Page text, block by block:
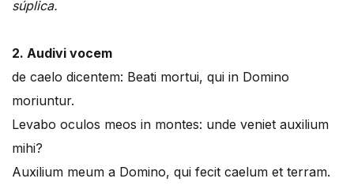
súplica.
2. Audivi vocem
de caelo dicentem: Beati mortui, qui in Domino
moriuntur.
Levabo oculos meos in montes: unde veniet auxilium
mihi?
Auxilium meum a Domino, qui fecit caelum et terram.